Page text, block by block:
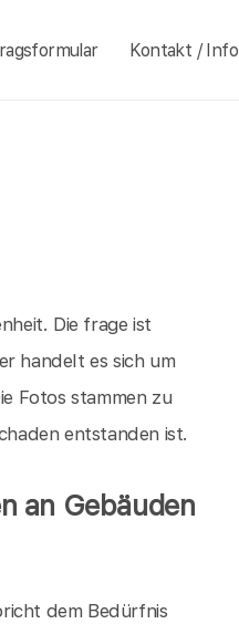
Kontakt / Info
Die frage ist
handelt es sich um
Fotos stammen zu
entstanden ist.
an Gebäuden
dem Bedürfnis